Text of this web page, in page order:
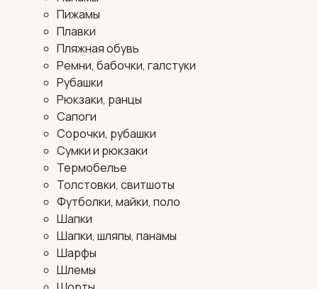
Пижамы
Плавки
Пляжная обувь
Ремни, бабочки, галстуки
Рубашки
Рюкзаки, ранцы
Сапоги
Сорочки, рубашки
Сумки и рюкзаки
Термобелье
Толстовки, свитшоты
Футболки, майки, поло
Шапки
Шапки, шляпы, панамы
Шарфы
Шлемы